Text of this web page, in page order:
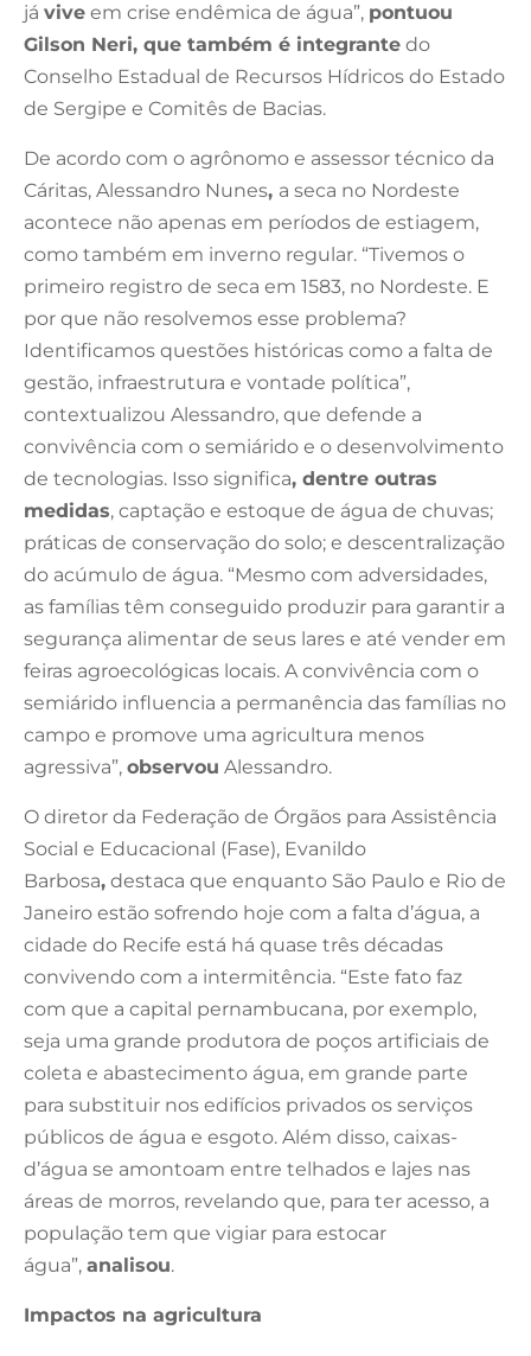
já vive em crise endêmica de água”, pontuou
Gilson Neri, que também é integrante do
Conselho Estadual de Recursos Hídricos do Estado
de Sergipe e Comitês de Bacias.
De acordo com o agrônomo e assessor técnico da
Cáritas, Alessandro Nunes, a seca no Nordeste
acontece não apenas em períodos de estiagem,
como também em inverno regular. “Tivemos o
primeiro registro de seca em 1583, no Nordeste. E
por que não resolvemos esse problema?
Identificamos questões históricas como a falta de
gestão, infraestrutura e vontade política”,
contextualizou Alessandro, que defende a
convivência com o semiárido e o desenvolvimento
de tecnologias. Isso significa, dentre outras
medidas, captação e estoque de água de chuvas;
práticas de conservação do solo; e descentralização
do acúmulo de água. “Mesmo com adversidades,
as famílias têm conseguido produzir para garantir a
segurança alimentar de seus lares e até vender em
feiras agroecológicas locais. A convivência com o
semiárido influencia a permanência das famílias no
campo e promove uma agricultura menos
agressiva”, observou Alessandro.
O diretor da Federação de Órgãos para Assistência
Social e Educacional (Fase), Evanildo
Barbosa, destaca que enquanto São Paulo e Rio de
Janeiro estão sofrendo hoje com a falta d’água, a
cidade do Recife está há quase três décadas
convivendo com a intermitência. “Este fato faz
com que a capital pernambucana, por exemplo,
seja uma grande produtora de poços artificiais de
coleta e abastecimento água, em grande parte
para substituir nos edifícios privados os serviços
públicos de água e esgoto. Além disso, caixas-
d’água se amontoam entre telhados e lajes nas
áreas de morros, revelando que, para ter acesso, a
população tem que vigiar para estocar
água”, analisou.
Impactos na agricultura